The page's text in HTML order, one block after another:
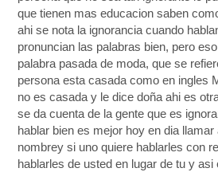
que tienen mas educacion saben
ahi se nota la ignorancia cuando
pronuncian las palabras bien, pero
palabra pasada de moda, que se
persona esta casada como en ingles
no es casada y le dice doña ahi es
se da cuenta de la gente que es
hablar bien es mejor hoy en dia
nombrey si uno quiere hablarles con
hablarles de usted en lugar de tu y